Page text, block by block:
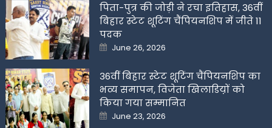
पिता-पुत्र की जोड़ी ने रचा इतिहास, 36वीं
बिहार स्टेट शूटिंग चैंपियनशिप में जीते 11
पदक
Posted
on
June 26, 2026
36वीं बिहार स्टेट शूटिंग चैंपियनशिप का
भव्य समापन, विजेता खिलाडिय़ों को
किया गया सम्मानित
Posted
on
June 23, 2026